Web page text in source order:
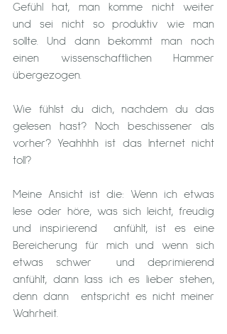
Gefühl hat, man komme nicht weiter
und sei nicht so produktiv wie man
sollte. Und dann bekommt man noch
einen wissenschaftlichen Hammer
übergezogen.
Wie fühlst du dich, nachdem du das
gelesen hast? Noch beschissener als
vorher? Yeahhhh ist das Internet nicht
toll?
Meine Ansicht ist die: Wenn ich etwas
lese oder höre, was sich leicht, freudig
und inspirierend  anfühlt, ist es eine
Bereicherung für mich und wenn sich
etwas schwer  und deprimierend
anfühlt, dann lass ich es lieber stehen,
denn dann  entspricht es nicht meiner
Wahrheit.